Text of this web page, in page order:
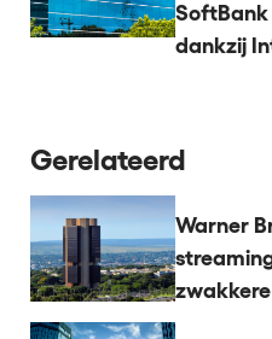
dankzij
Gerelateerd
Warner